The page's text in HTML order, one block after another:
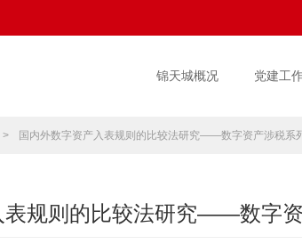
锦天城概况 党建工
> 国内外数字资产入表规则的比较法研究——数字资产涉税系
表规则的比较法研究——数字资